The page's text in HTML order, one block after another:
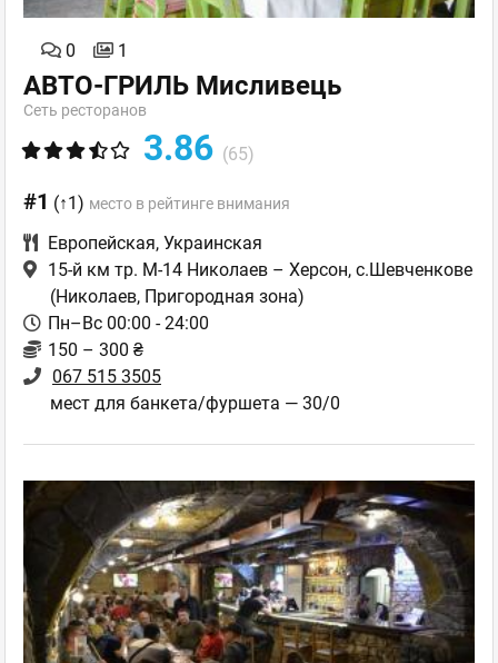
0 1
АВТО-ГРИЛЬ Мисливець
Сеть ресторанов
3.86 (65)
#1 (↑1) место в рейтинге внимания
Европейская, Украинская
15-й км тр. М-14 Николаев – Херсон, с.Шевченкове
(Николаев, Пригородная зона)
Пн–Вс 00:00 - 24:00
150 – 300 ₴
067 515 3505
мест для банкета/фуршета — 30/0